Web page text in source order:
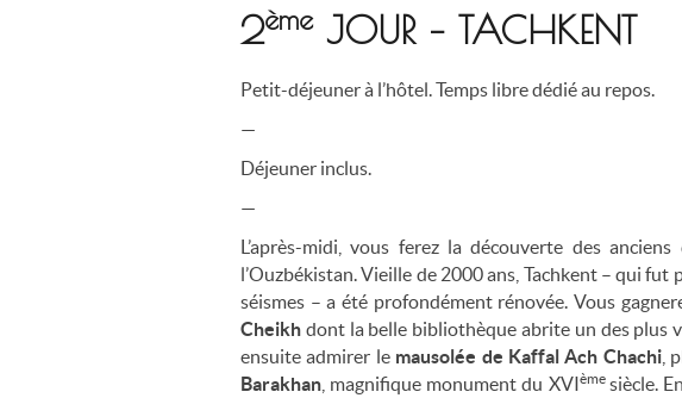
2èmeJOUR – TACHKENT
Petit-déjeuner à l’hôtel. Temps libre dédié au repos.
—
Déjeuner inclus.
—
L’après-midi, vous ferez la découverte des
l’Ouzbékistan. Vieille de 2000 ans, Tachkent – qui
séismes – a été profondément rénovée. Vous
Cheikh dont la belle bibliothèque abrite un des plus
ensuite admirer le mausolée de Kaffal Ach Chachi,
Barakhan , magnifique monument du XVIème siècle.